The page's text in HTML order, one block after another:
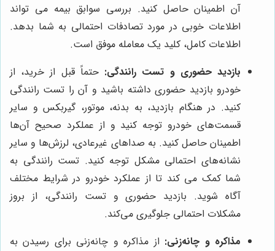
آن اطمینان حاصل کنید. بررسی سوابق بیمه می تواند
اطلاعات خوبی در مورد تصادفات احتمالی به شما بدهد.
اطلاعات کامل، کلید یک معامله موفق است.
بازدید حضوری و تست رانندگی: حتماً قبل از خرید، از
خودرو بازدید حضوری داشته باشید و آن را تست رانندگی
کنید. در هنگام بازدید، به بدنه، موتور، گیربکس و سایر
قسمت‌های خودرو توجه کنید و از عملکرد صحیح آن‌ها
اطمینان حاصل کنید. به صداهای غیرعادی، لرزش‌ها و سایر
نشانه‌های احتمالی مشکل توجه کنید. تست رانندگی به
شما کمک می کند تا از عملکرد خودرو در شرایط مختلف
آگاه شوید. بازدید حضوری و تست رانندگی، از بروز
مشکلات احتمالی جلوگیری می‌کند.
مذاکره و چانه‌زنی: از مذاکره و چانه‌زنی برای رسیدن به